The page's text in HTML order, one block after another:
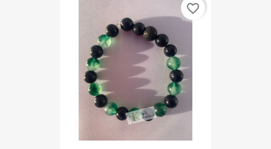
favorite_border